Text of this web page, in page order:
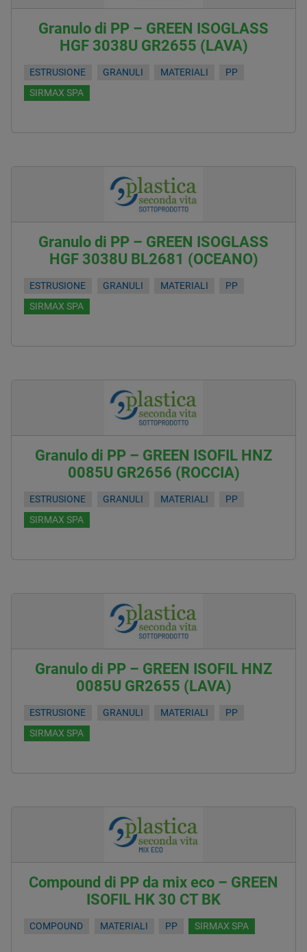
Granulo di PP – GREEN ISOGLASS
HGF 3038U GR2655 (LAVA)
ESTRUSIONE GRANULI MATERIALI
PP
SIRMAX SPA
Granulo di PP – GREEN ISOGLASS
HGF 3038U BL2681 (OCEANO)
ESTRUSIONE GRANULI MATERIALI
PP
SIRMAX SPA
Granulo di PP – GREEN ISOFIL HNZ
0085U GR2656 (ROCCIA)
ESTRUSIONE GRANULI MATERIALI
PP
SIRMAX SPA
Granulo di PP – GREEN ISOFIL HNZ
0085U GR2655 (LAVA)
ESTRUSIONE GRANULI MATERIALI
PP
SIRMAX SPA
Compound di PP da mix eco – GREEN
ISOFIL HK 30 CT BK
COMPOUND MATERIALI PP SIRMAX SPA